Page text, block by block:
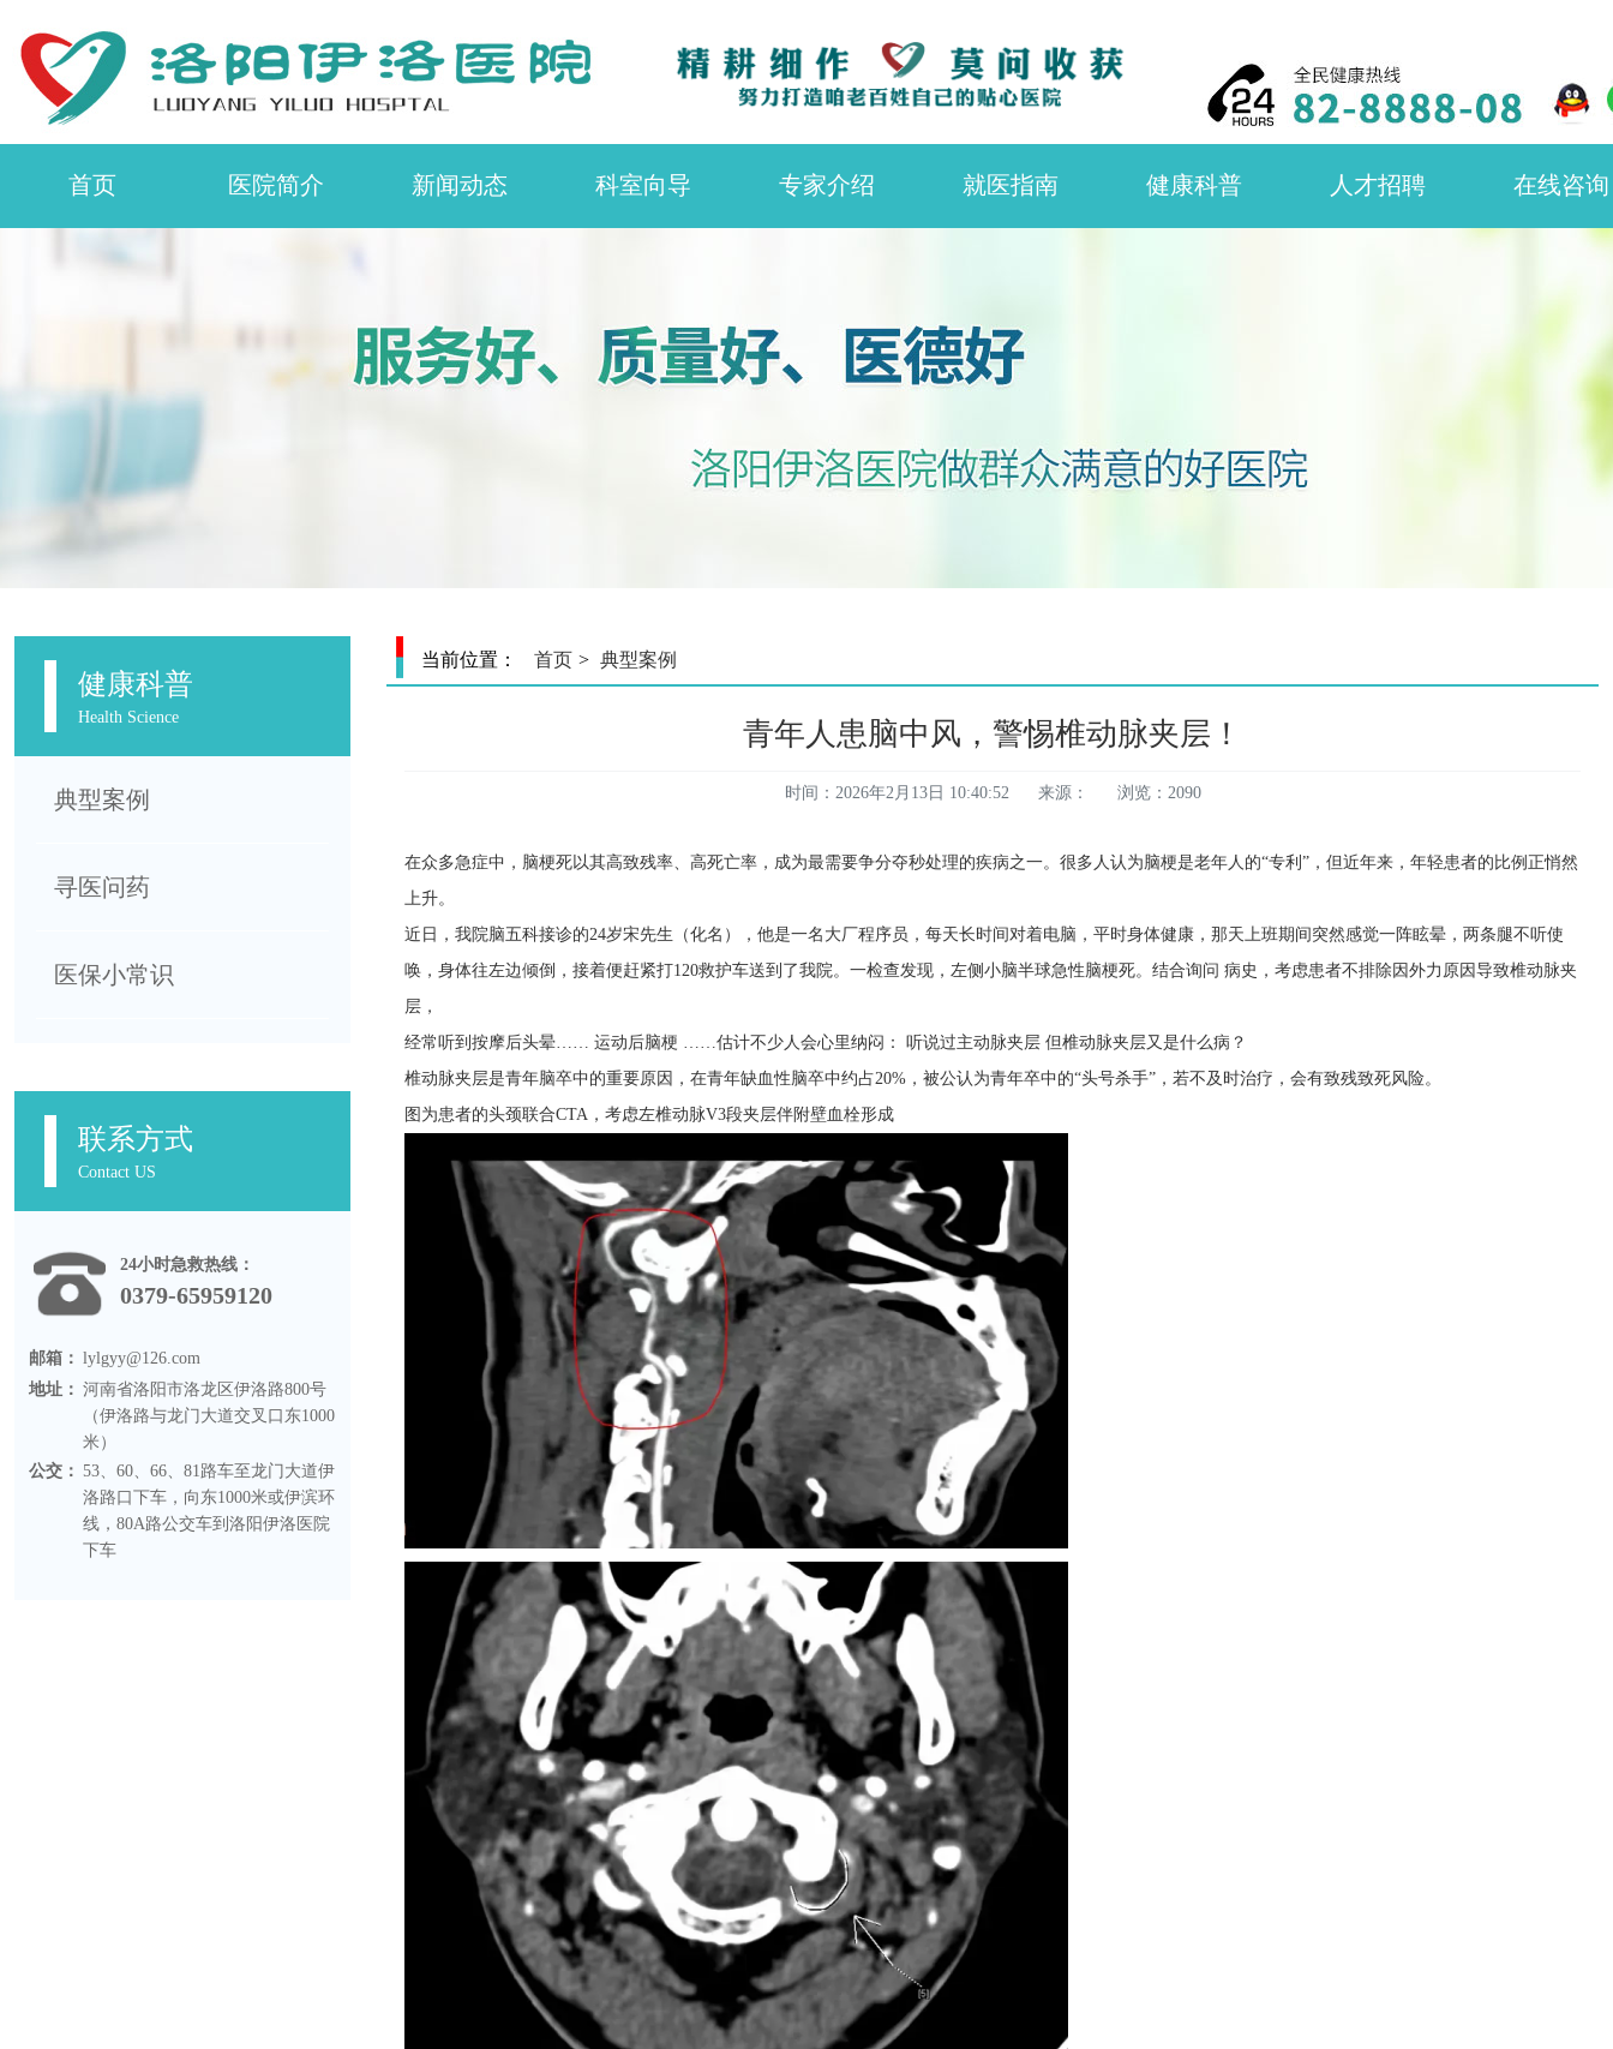
首页 医院简介 新闻动态 科室向导 专家介绍 就医指南 健康科普 人才招聘 在线咨询
健康科普
Health Science
典型案例
寻医问药
医保小常识
联系方式
Contact US
24小时急救热线：
0379-65959120
邮箱： lylgyy@126.com
地址： 河南省洛阳市洛龙区伊洛路800号
（伊洛路与龙门大道交叉口东1000
米）
公交： 53、60、66、81路车至龙门大道伊
洛路口下车，向东1000米或伊滨环
线，80A路公交车到洛阳伊洛医院
下车
当前位置： 首页 > 典型案例
青年人患脑中风，警惕椎动脉夹层！
时间：2026年2月13日 10:40:52 来源： 浏览：2090
在众多急症中，脑梗死以其高致残率、高死亡率，成为最需要争分夺秒处理的疾病之一。很多人认为脑梗是老年人的“专利”，但近年来，年轻患者的比例正悄然
上升。
近日，我院脑五科接诊的24岁宋先生（化名），他是一名大厂程序员，每天长时间对着电脑，平时身体健康，那天上班期间突然感觉一阵眩晕，两条腿不听使
唤，身体往左边倾倒，接着便赶紧打120救护车送到了我院。一检查发现，左侧小脑半球急性脑梗死。结合询问 病史，考虑患者不排除因外力原因导致椎动脉夹
层，
经常听到按摩后头晕…… 运动后脑梗 ……估计不少人会心里纳闷： 听说过主动脉夹层 但椎动脉夹层又是什么病？
椎动脉夹层是青年脑卒中的重要原因，在青年缺血性脑卒中约占20%，被公认为青年卒中的“头号杀手”，若不及时治疗，会有致残致死风险。
图为患者的头颈联合CTA，考虑左椎动脉V3段夹层伴附壁血栓形成